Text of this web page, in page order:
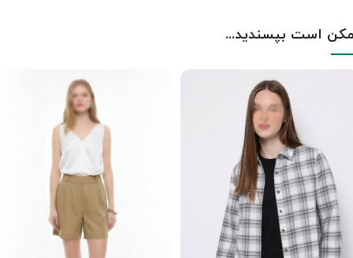
است بپسندید...